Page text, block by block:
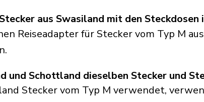
aus Swasiland mit den Steckdosen
Reiseadapter für Stecker vom Typ M
Stecker vom Typ M verwendet,
und Schottland dieselben Stecker und